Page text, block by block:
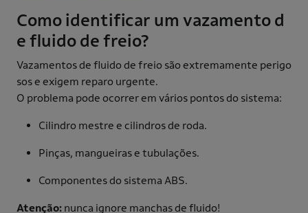
Como identificar um vazamento d
e fluido de freio?
Vazamentos de fluido de freio são extremamente perigo
sos e exigem reparo urgente.
O problema pode ocorrer em vários pontos do sistema:
Cilindro mestre e cilindros de roda.
Pinças, mangueiras e tubulações.
Componentes do sistema ABS.
Atenção: nunca ignore manchas de fluido!